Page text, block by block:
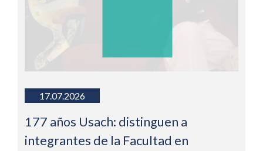
17.07.2026
177 años Usach: distinguen a
integrantes de la Facultad en